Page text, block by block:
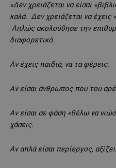
«Δεν χρειάζεται να είσαι
καλά. Δεν χρειάζεται να έχεις
Απλώς ακολούθησε την
διαφορετικό.
Αν έχεις παιδιά, να τα φέρεις.
Αν είσαι άνθρωπος που του
Αν είσαι σε φάση «θέλω να
χάσεις.
Αν απλά είσαι περίεργος,